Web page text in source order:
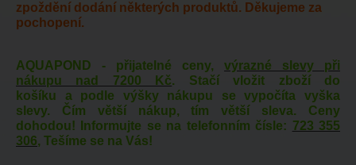
zpoždění dodání některých produktů. Děkujeme za
pochopení.
AQUAPOND - přijatelné ceny, výrazné slevy při
nákupu nad 7200 Kč. Stačí vložit zboží do
košíku a podle výšky nákupu se vypočíta vyška
slevy. Čím větší nákup, tím větší sleva. Ceny
dohodou! Informujte se na telefonním čísle: 723 355
306, Tešíme se na Vás!